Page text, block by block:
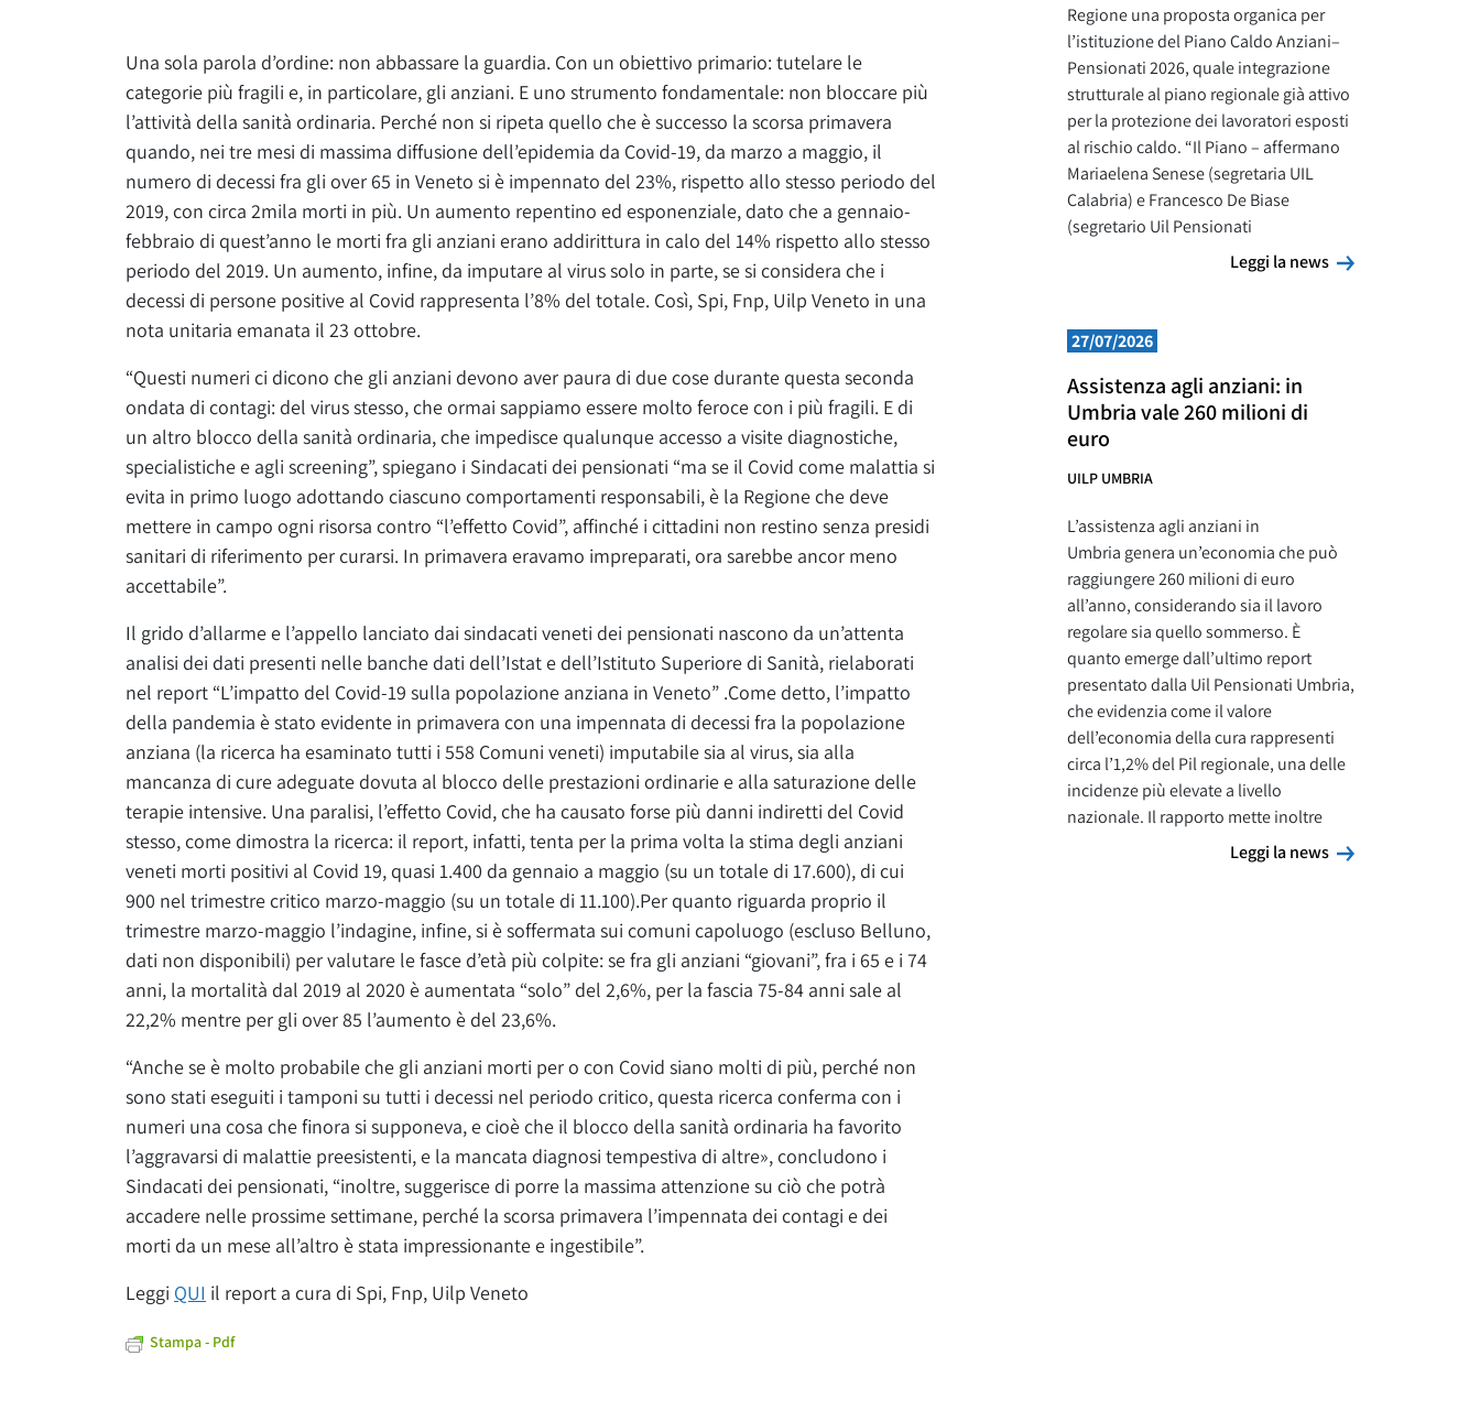
Una sola parola d’ordine: non abbassare la guardia. Con un obiettivo primario: tutelare le
categorie più fragili e, in particolare, gli anziani. E uno strumento fondamentale: non bloccare più
l’attività della sanità ordinaria. Perché non si ripeta quello che è successo la scorsa primavera
quando, nei tre mesi di massima diffusione dell’epidemia da Covid-19, da marzo a maggio, il
numero di decessi fra gli over 65 in Veneto si è impennato del 23%, rispetto allo stesso periodo del
2019, con circa 2mila morti in più. Un aumento repentino ed esponenziale, dato che a gennaio-
febbraio di quest’anno le morti fra gli anziani erano addirittura in calo del 14% rispetto allo stesso
periodo del 2019. Un aumento, infine, da imputare al virus solo in parte, se si considera che i
decessi di persone positive al Covid rappresenta l’8% del totale. Così, Spi, Fnp, Uilp Veneto in una
nota unitaria emanata il 23 ottobre.
“Questi numeri ci dicono che gli anziani devono aver paura di due cose durante questa seconda
ondata di contagi: del virus stesso, che ormai sappiamo essere molto feroce con i più fragili. E di
un altro blocco della sanità ordinaria, che impedisce qualunque accesso a visite diagnostiche,
specialistiche e agli screening”, spiegano i Sindacati dei pensionati “ma se il Covid come malattia si
evita in primo luogo adottando ciascuno comportamenti responsabili, è la Regione che deve
mettere in campo ogni risorsa contro “l’effetto Covid”, affinché i cittadini non restino senza presidi
sanitari di riferimento per curarsi. In primavera eravamo impreparati, ora sarebbe ancor meno
accettabile”.
Il grido d’allarme e l’appello lanciato dai sindacati veneti dei pensionati nascono da un’attenta
analisi dei dati presenti nelle banche dati dell’Istat e dell’Istituto Superiore di Sanità, rielaborati
nel report “L’impatto del Covid-19 sulla popolazione anziana in Veneto” .Come detto, l’impatto
della pandemia è stato evidente in primavera con una impennata di decessi fra la popolazione
anziana (la ricerca ha esaminato tutti i 558 Comuni veneti) imputabile sia al virus, sia alla
mancanza di cure adeguate dovuta al blocco delle prestazioni ordinarie e alla saturazione delle
terapie intensive. Una paralisi, l’effetto Covid, che ha causato forse più danni indiretti del Covid
stesso, come dimostra la ricerca: il report, infatti, tenta per la prima volta la stima degli anziani
veneti morti positivi al Covid 19, quasi 1.400 da gennaio a maggio (su un totale di 17.600), di cui
900 nel trimestre critico marzo-maggio (su un totale di 11.100).Per quanto riguarda proprio il
trimestre marzo-maggio l’indagine, infine, si è soffermata sui comuni capoluogo (escluso Belluno,
dati non disponibili) per valutare le fasce d’età più colpite: se fra gli anziani “giovani”, fra i 65 e i 74
anni, la mortalità dal 2019 al 2020 è aumentata “solo” del 2,6%, per la fascia 75-84 anni sale al
22,2% mentre per gli over 85 l’aumento è del 23,6%.
“Anche se è molto probabile che gli anziani morti per o con Covid siano molti di più, perché non
sono stati eseguiti i tamponi su tutti i decessi nel periodo critico, questa ricerca conferma con i
numeri una cosa che finora si supponeva, e cioè che il blocco della sanità ordinaria ha favorito
l’aggravarsi di malattie preesistenti, e la mancata diagnosi tempestiva di altre», concludono i
Sindacati dei pensionati, “inoltre, suggerisce di porre la massima attenzione su ciò che potrà
accadere nelle prossime settimane, perché la scorsa primavera l’impennata dei contagi e dei
morti da un mese all’altro è stata impressionante e ingestibile”.
Leggi QUI il report a cura di Spi, Fnp, Uilp Veneto
Stampa - Pdf
Regione una proposta organica per
l’istituzione del Piano Caldo Anziani–
Pensionati 2026, quale integrazione
strutturale al piano regionale già attivo
per la protezione dei lavoratori esposti
al rischio caldo. “Il Piano – affermano
Mariaelena Senese (segretaria UIL
Calabria) e Francesco De Biase
(segretario Uil Pensionati
Leggi la news
Leggi la news
27/07/2026
Assistenza agli anziani: in
Umbria vale 260 milioni di
euro
UILP UMBRIA
L’assistenza agli anziani in
Umbria genera un’economia che può
raggiungere 260 milioni di euro
all’anno, considerando sia il lavoro
regolare sia quello sommerso. È
quanto emerge dall’ultimo report
presentato dalla Uil Pensionati Umbria,
che evidenzia come il valore
dell’economia della cura rappresenti
circa l’1,2% del Pil regionale, una delle
incidenze più elevate a livello
nazionale. Il rapporto mette inoltre
Leggi la news
Leggi la news